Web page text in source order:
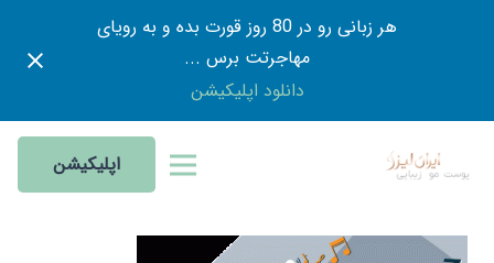
هر زبانی رو در 80 روز قورت بده و به رویای
مهاجرتت برس ...
دانلود اپلیکیشن
اپلیکیشن